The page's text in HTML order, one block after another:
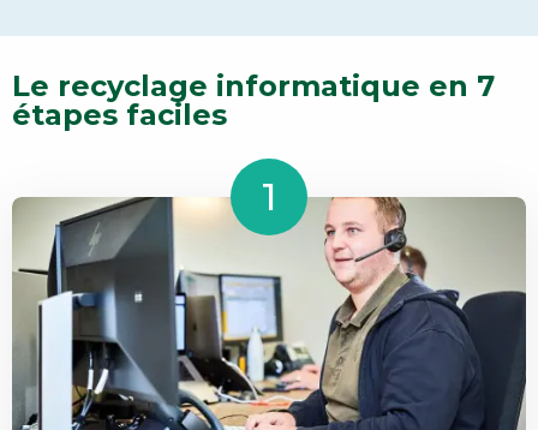
Le recyclage informatique en 7
étapes faciles